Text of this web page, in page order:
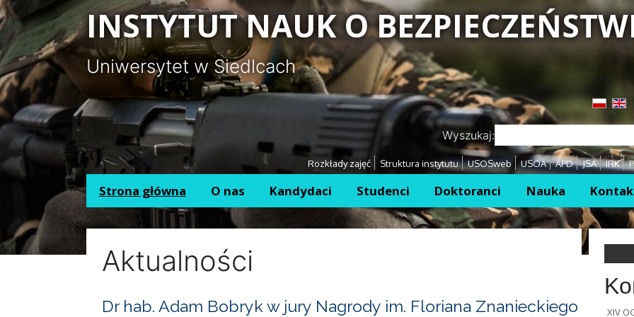
Panel zarządzania plikami cookies
INSTYTUT NAUK O
Uniwersytet w Siedlcach
Przejdź
Przejdź
Wyszukaj:
Rozkłady zajęć Struktura instytutu USOSweb USOA APD JSA IRK
Strona główna O nas Kandydaci Studenci Doktoranci Nauka
Aktualności
Dr hab. Adam Bobryk w jury Nagrody im. Floriana Znanieckiego XIV